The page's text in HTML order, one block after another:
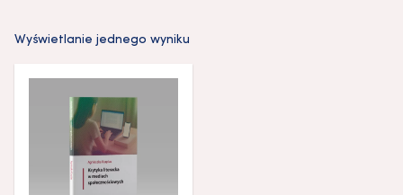
Wyświetlanie jednego wyniku